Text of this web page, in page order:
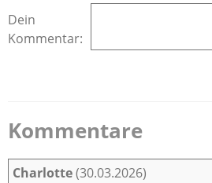
Dein
Kommentar:
Kommentare
Charlotte(30.03.2026)